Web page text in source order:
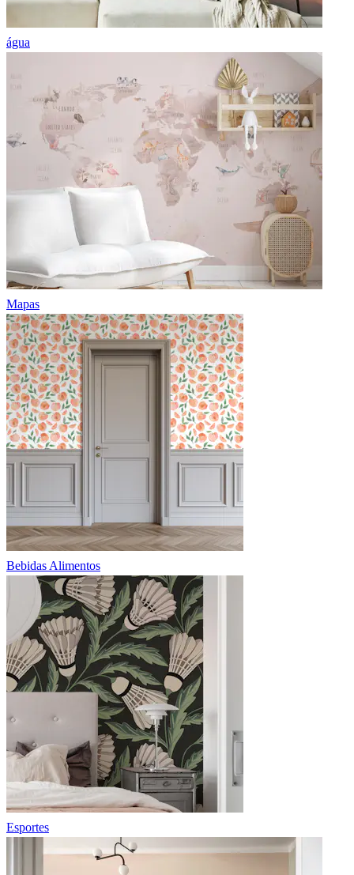
água
Mapas
Bebidas Alimentos
Esportes